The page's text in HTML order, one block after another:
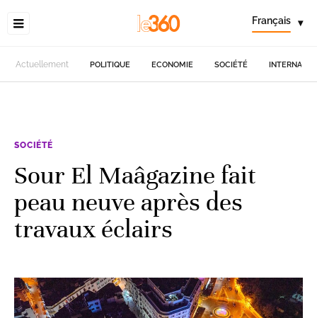
Français ▾
Actuellement POLITIQUE ECONOMIE SOCIÉTÉ
SOCIÉTÉ
Sour El Maâgazine fait
peau neuve après des
travaux éclairs